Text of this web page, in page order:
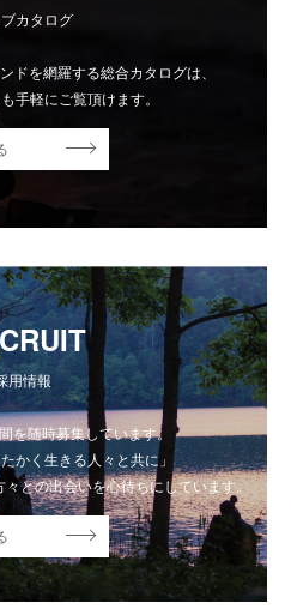
カタログ
ドを網羅する総合カタログは、
手軽にご覧頂けます。
用情報
を随時募集しています。
かく生きる人々と共に」
との出会いを心待ちにしています。